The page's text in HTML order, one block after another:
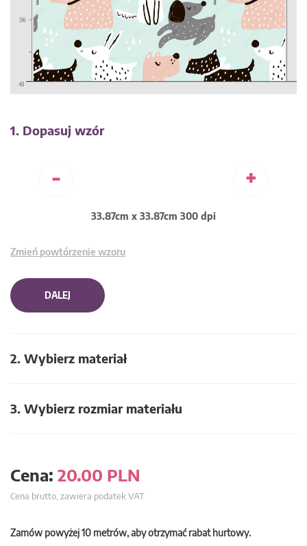
1. Dopasuj wzór
- +
33.87cm x 33.87cm 300 dpi
Zmień powtórzenie wzoru
DALEJ
2. Wybierz materiał
3. Wybierz rozmiar materiału
Cena: 20.00 PLN
Cena brutto, zawiera podatek VAT
Zamów powyżej 10 metrów, aby otrzymać rabat hurtowy.